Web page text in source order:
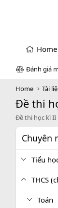
Home
Đánh giá
Home Tài
Đề thi
Đề thi học kì
Chuyên
Tiểu
THCS
Toán